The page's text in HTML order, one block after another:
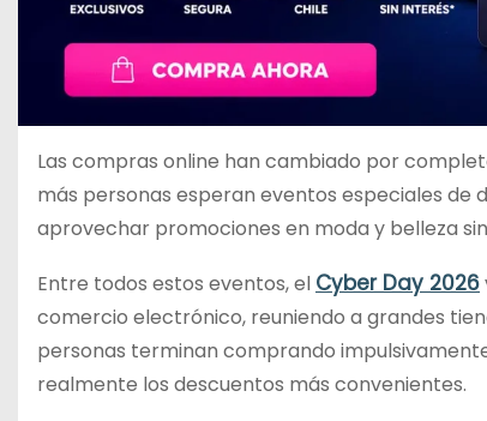
Las compras online han cambiado por
más personas esperan eventos especiales
aprovechar promociones en moda y belleza
Entre todos estos eventos, el Cyber Day 2026
comercio electrónico, reuniendo a grandes
personas terminan comprando
realmente los descuentos más convenientes.